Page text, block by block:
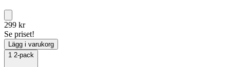
299 kr
Se priset!
Lägg i varukorg
1 2-pack